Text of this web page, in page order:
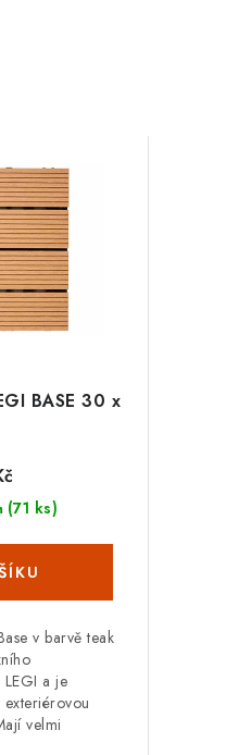
BASE 30 x
(71 ks)
v barvě teak
LEGI a je
velmi